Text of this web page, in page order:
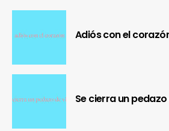
Adiós con el
Se cierra un